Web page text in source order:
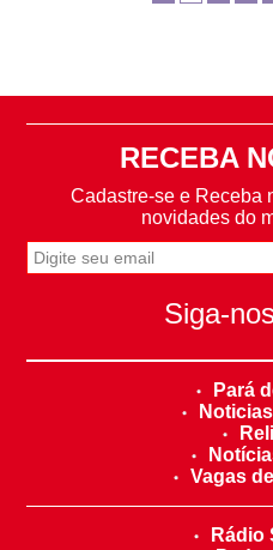
RECEBA
Cadastre-se e Receba
novidades do
Siga-
Pará
Vagas
Rádio